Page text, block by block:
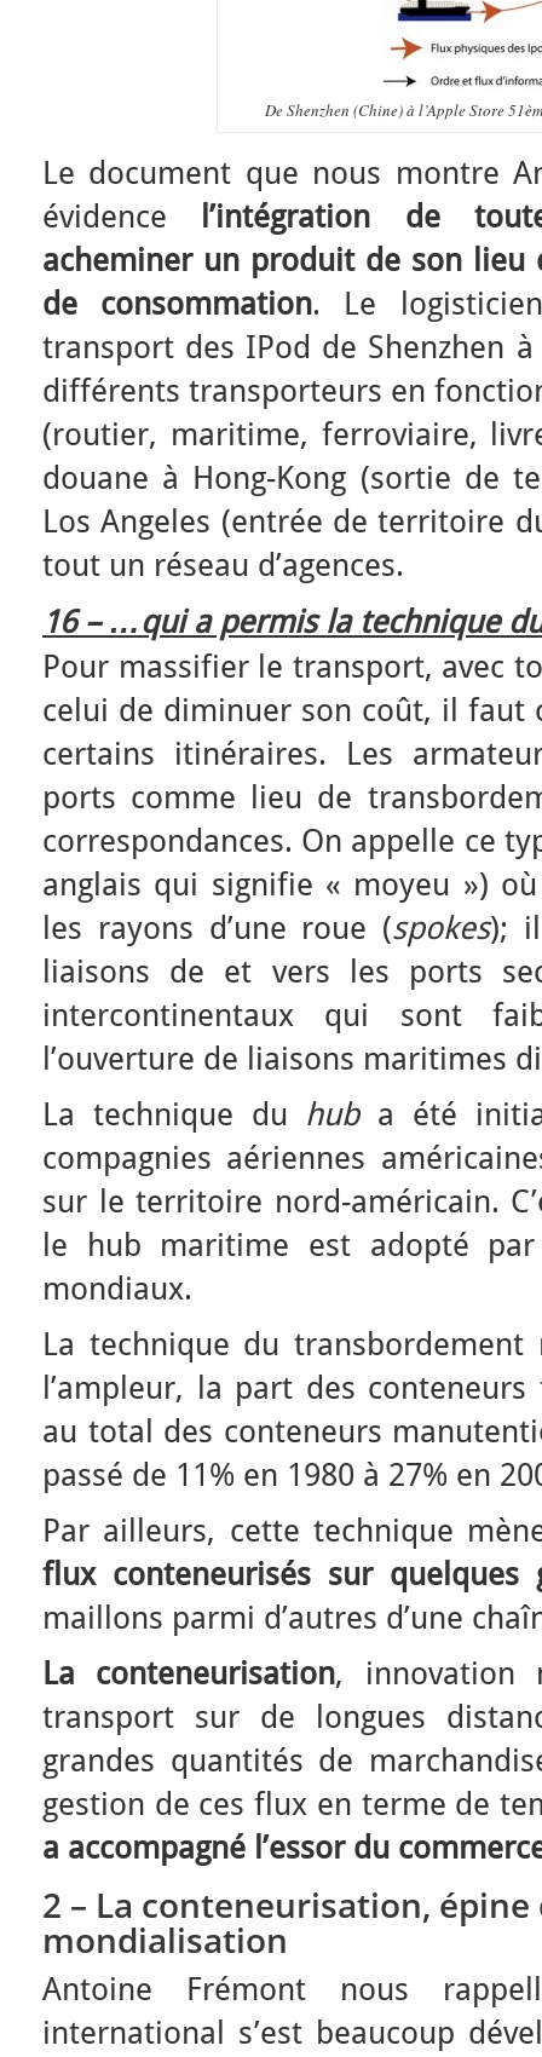
De Shenzhen (Chine) à l’Apple Store
Le document que nous montre
évidence
l’intégration
de
acheminer un produit de son lieu
de
consommation. Le
transport des IPod de Shenzhen
différents transporteurs en
(routier, maritime, ferroviaire,
douane à Hong-Kong (sortie de
Los Angeles (entrée de territoire
tout un réseau d’agences.
16 – …qui a permis la technique
Pour massifier le transport, avec
celui de diminuer son coût, il faut
certains itinéraires. Les
ports comme lieu de
correspondances. On appelle ce
anglais qui signifie « moyeu »)
les rayons d’une roue (spokes);
liaisons de et vers les ports
intercontinentaux qui sont
l’ouverture de liaisons maritimes
La technique du hub a été
compagnies aériennes
sur le territoire nord-américain.
le hub maritime est adopté
mondiaux.
La technique du
l’ampleur, la part des
au total des conteneurs
passé de 11% en 1980 à 27% en
Par ailleurs, cette technique
flux conteneurisés sur quelques
maillons parmi d’autres d’une
La conteneurisation, innovation
transport sur de longues
grandes quantités de
gestion de ces flux en terme de
a accompagné l’essor du
2 – La conteneurisation, épine
mondialisation
Antoine Frémont nous
international s’est beaucoup